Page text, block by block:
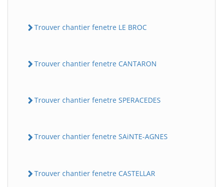
Trouver chantier fenetre LE BROC
Trouver chantier fenetre CANTARON
Trouver chantier fenetre SPERACEDES
Trouver chantier fenetre SAiNTE-AGNES
Trouver chantier fenetre CASTELLAR